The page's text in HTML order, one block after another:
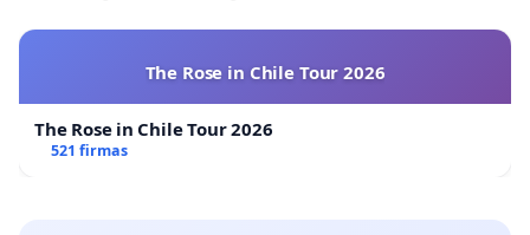
Asociación civil Vida Silvestre
Fundación Programa Andes Tropicales
The Rose in Chile Tour 2026
The Rose in Chile Tour 2026
521 firmas